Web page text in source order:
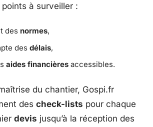
points à surveiller :
des normes,
des délais,
aides financières accessibles.
du chantier, Gospi.fr
des check-lists pour chaque
devis jusqu’à la réception des